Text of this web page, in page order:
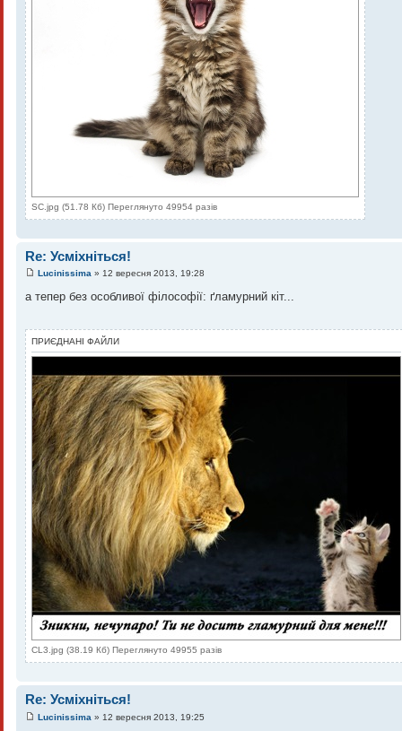
SC.jpg (51.78 Кб) Переглянуто 49954 разів
Re: Усміхніться!
Lucinissima » 12 вересня 2013, 19:28
а тепер без особливої філософії: ґламурний кіт...
ПРИЄДНАНІ ФАЙЛИ
CL3.jpg (38.19 Кб) Переглянуто 49955 разів
Re: Усміхніться!
Lucinissima » 12 вересня 2013, 19:25